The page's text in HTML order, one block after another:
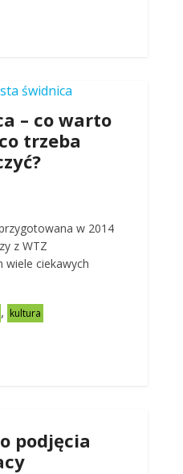
– co warto
trzeba
w 2014
z WTZ
wiele ciekawych
, kultura
podjęcia